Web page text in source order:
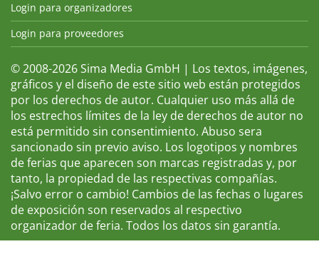
Login para organizadores
Login para proveedores
© 2008-2026 Sima Media GmbH | Los textos, imágenes,
gráficos y el diseño de este sitio web están protegidos
por los derechos de autor. Cualquier uso más allá de
los estrechos límites de la ley de derechos de autor no
está permitido sin consentimiento. Abuso sera
sancionado sin previo aviso. Los logotipos y nombres
de ferias que aparecen son marcas registradas y, por
tanto, la propiedad de las respectivas compañías.
¡Salvo error o cambio! Cambios de las fechas o lugares
de exposición son reservados al respectivo
organizador de feria. Todos los datos sin garantía.